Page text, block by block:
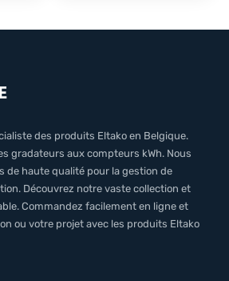
des produits Eltako en Belgique.
gradateurs aux compteurs kWh. Nous
de haute qualité pour la gestion de
Découvrez notre vaste collection et
Commandez facilement en ligne et
ou votre projet avec les produits Eltako